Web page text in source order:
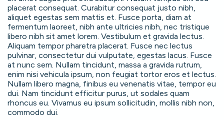
placerat consequat. Curabitur consequat justo nibh,
aliquet egestas sem mattis et. Fusce porta, diam at
fermentum laoreet, nibh ante ultricies nibh, nec tristique
libero nibh sit amet lorem. Vestibulum et gravida lectus.
Aliquam tempor pharetra placerat. Fusce nec lectus
pulvinar, consectetur dui vulputate, egestas lacus. Fusce
at nunc sem. Nullam tincidunt, massa a gravida rutrum,
enim nisi vehicula ipsum, non feugiat tortor eros et lectus.
Nullam libero magna, finibus eu venenatis vitae, tempor eu
dui. Nam tincidunt efficitur purus, ut sodales quam
rhoncus eu. Vivamus eu ipsum sollicitudin, mollis nibh non,
commodo dui.